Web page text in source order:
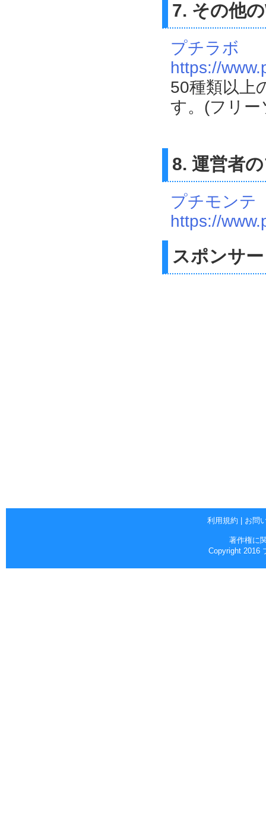
7. その他
プチラボ
https://
50種類以上
す。(フリー
8. 運営者
プチモンテ
https://
スポンサ
利用規約 お問
著作権に
Copyright 2016